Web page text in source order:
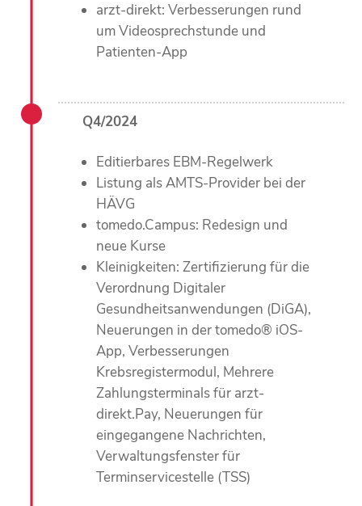
arzt-direkt: Verbesserungen rund
um Videosprechstunde und
Patienten-App
Q4/2024
Editierbares EBM-Regelwerk
Listung als AMTS-Provider bei der
HÄVG
tomedo.Campus: Redesign und
neue Kurse
Kleinigkeiten: Zertifizierung für die
Verordnung Digitaler
Gesundheitsanwendungen (DiGA),
Neuerungen in der tomedo® iOS-
App, Verbesserungen
Krebsregistermodul, Mehrere
Zahlungsterminals für arzt-
direkt.Pay, Neuerungen für
eingegangene Nachrichten,
Verwaltungsfenster für
Terminservicestelle (TSS)